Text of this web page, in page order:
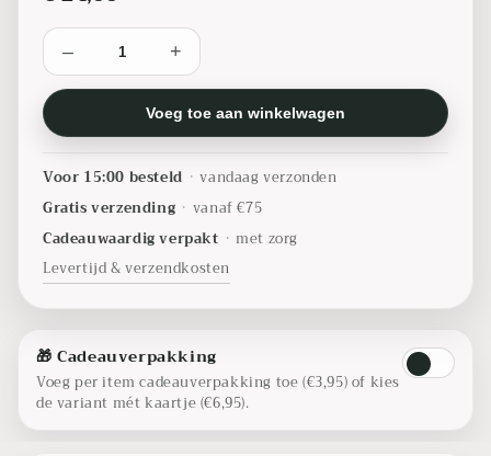
– +
Voeg toe aan winkelwagen
Voor 15:00 besteld • vandaag verzonden
Gratis verzending • vanaf €75
Cadeauwaardig verpakt • met zorg
Levertijd & verzendkosten
🎁 Cadeauverpakking
Voeg per item cadeauverpakking toe (€3,95) of kies
de variant mét kaartje (€6,95).